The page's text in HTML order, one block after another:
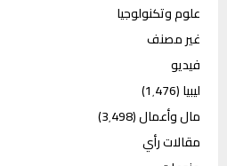
علوم وتكنولوجيا
غير مصنف
فيديو
ليبيا(1٬476)
مال وأعمال(3٬498)
مقالات رأي